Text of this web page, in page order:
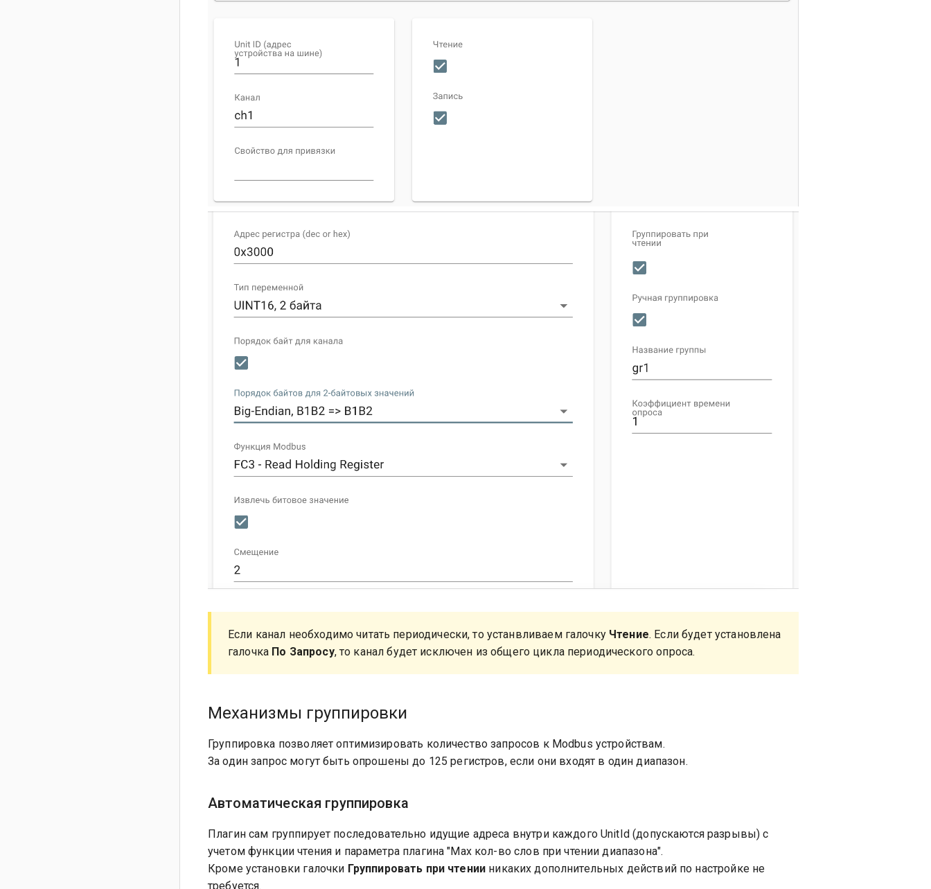
Если канал необходимо читать периодически, то устанвливаем галочку Чтение. Если будет установлена
галочка По Запросу, то канал будет исключен из общего цикла периодического опроса.
Механизмы группировки
Группировка позволяет оптимизировать количество запросов к Modbus устройствам.
За один запрос могут быть опрошены до 125 регистров, если они входят в один диапазон.
Автоматическая группировка
Плагин сам группирует последовательно идущие адреса внутри каждого UnitId (допускаются разрывы) с
учетом функции чтения и параметра плагина "Max кол-во слов при чтении диапазона".
Кроме установки галочки Группировать при чтении никаких дополнительных действий по настройке не
требуется.